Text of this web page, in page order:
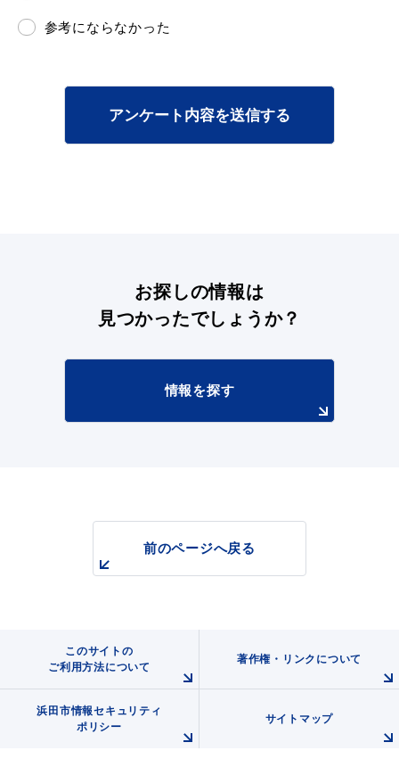
移住・出会い応援（はまだ暮らし）
参考にならなかった
アンケート内容を送信する
お探しの情報は
見つかったでしょうか？
情報を探す
前のページへ戻る
このサイトの
ご利用方法について
著作権・リンクについて
浜田市情報セキュリティ
ポリシー
サイトマップ